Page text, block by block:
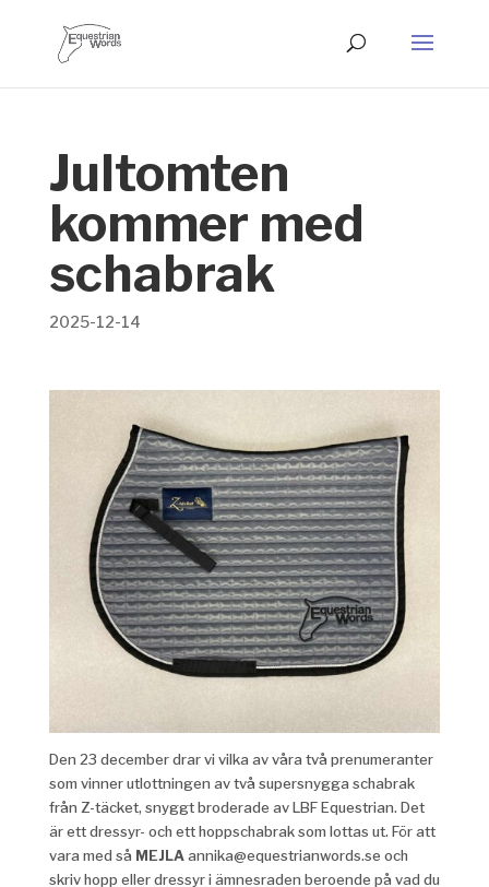
Jultomten
kommer med
schabrak
2025-12-14
Den 23 december drar vi vilka av våra två prenumeranter
som vinner utlottningen av två supersnygga schabrak
från Z-täcket, snyggt broderade av LBF Equestrian. Det
är ett dressyr- och ett hoppschabrak som lottas ut. För att
vara med så MEJLAannika@equestrianwords.se och
skriv hopp eller dressyr i ämnesraden beroende på vad du